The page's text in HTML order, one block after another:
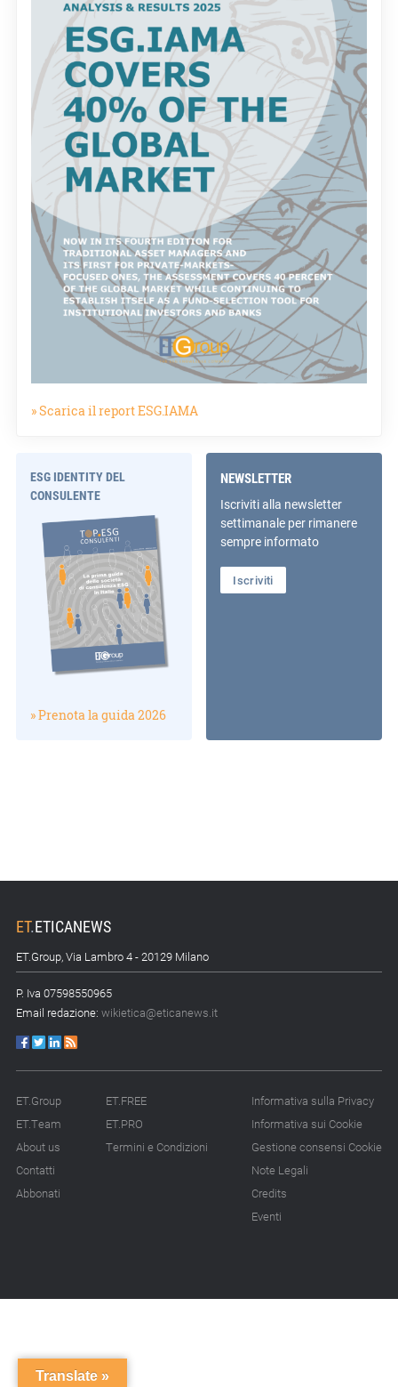
» Scarica il report ESG.IAMA
ESG IDENTITY DEL
CONSULENTE
» Prenota la guida 2026
NEWSLETTER
Iscriviti alla newsletter
settimanale per rimanere
sempre informato
Iscriviti
ET.ETICANEWS
ET.Group, Via Lambro 4 - 20129 Milano
P. Iva 07598550965
Email redazione: wikietica@eticanews.it
ET.Group
ET.Team
About us
Contatti
Abbonati
ET.FREE
ET.PRO
Termini e Condizioni
Informativa sulla Privacy
Informativa sui Cookie
Gestione consensi Cookie
Note Legali
Credits
Eventi
Translate »